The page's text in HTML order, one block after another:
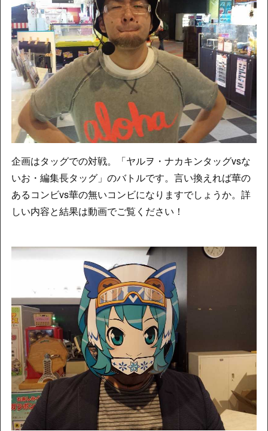
企画はタッグでの対戦。「ヤルヲ・ナカキンタッグvsな
いお・編集長タッグ」のバトルです。言い換えれば華の
あるコンビvs華の無いコンビになりますでしょうか。詳
しい内容と結果は動画でご覧ください！